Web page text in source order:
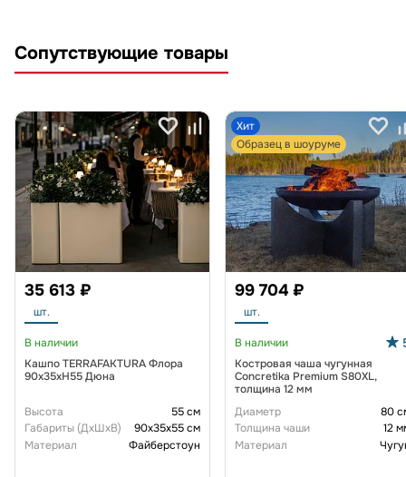
Сопутствующие товары
35 613 ₽
шт.
В наличии
Кашпо TERRAFAKTURA Флора
90x35xH55 Дюна
Высота
55 см
Габариты (ДxШxВ)
90x35x55 см
Материал
Файберстоун
Хит
Образец в шоуруме
99 704 ₽
шт.
В наличии
Костровая чаша чугунная
Concretika Premium S80XL,
толщина 12 мм
Диаметр
80
Толщина чаши
12
Материал